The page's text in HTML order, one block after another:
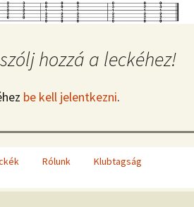
hozzá a leckéhez!
be kell jelentkezni.
Rólunk Klubtagság